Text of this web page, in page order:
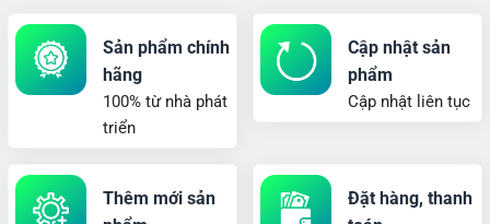
Sản phẩm chính
hãng
100% từ nhà phát
triển
Cập nhật sản
phẩm
Cập nhật liên tục
Thêm mới sản
Đặt hàng, thanh